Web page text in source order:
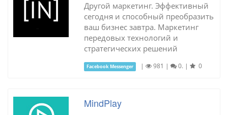
Другой маркетинг. Эффективный
сегодня и способный преобразить
ваш бизнес завтра. Маркетинг
передовых технологий и
стратегических решений
Facebook Messenger | 981 | 0. | 0
MindPlay